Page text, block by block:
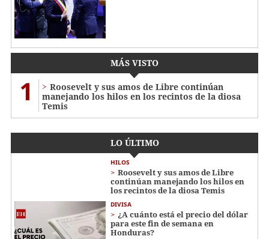
MÁS VISTO
1
Roosevelt y sus amos de Libre continúan
manejando los hilos en los recintos de la diosa
Temis
LO ÚLTIMO
HILOS
Roosevelt y sus amos de Libre
continúan manejando los hilos en
los recintos de la diosa Temis
DIVISA
¿A cuánto está el precio del dólar
para este fin de semana en
Honduras?